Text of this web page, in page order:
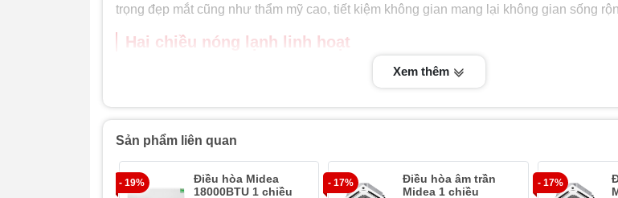
trọng đẹp mắt cũng như thẩm mỹ cao, tiết kiệm không gian mang lại không gian sống
Hai chiều nóng lạnh linh hoạt
Với chiếc điều hòa tủ đứng này, khách hàng có thể thoải mái tận hưởng không khí làm
khi mùa hè đến và giữ nhiệt cơ thể với chiều làm ấm nhẹ nhàng và dễ chịu nhất. Model
sử dụng gas R410 quen thuộc.
Giá thành cạnh tranh
Giá cả của sản phẩm dễ dàng cạnh tranh được với những dòng điều hòa loại đặt sàn
Gree, Nagakawa…đây chính là một lợi thế lớn của máy điều hòa tủ đứng Funiki
Xem thêm
Sản phẩm liên quan
- 19%
Điều hòa Midea
18000BTU 1 chiều
- 17%
Điều hòa âm trần
Midea 1 chiều
- 17%